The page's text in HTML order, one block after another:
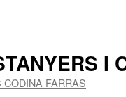
I
CODINA FARRAS